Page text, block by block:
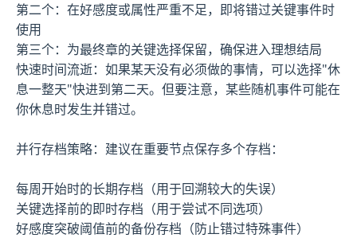
第二个：在好感度或属性严重不足，即将错过关键事件时
使用
第三个：为最终章的关键选择保留，确保进入理想结局
快速时间流逝：如果某天没有必须做的事情，可以选择"休
息一整天"快进到第二天。但要注意，某些随机事件可能在
你休息时发生并错过。
并行存档策略：建议在重要节点保存多个存档：
每周开始时的长期存档（用于回溯较大的失误）
关键选择前的即时存档（用于尝试不同选项）
好感度突破阈值前的备份存档（防止错过特殊事件）